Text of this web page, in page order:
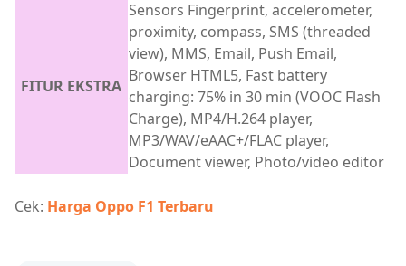
FITUR EKSTRA
Sensors Fingerprint, accelerometer,
proximity, compass, SMS (threaded
view), MMS, Email, Push Email,
Browser HTML5, Fast battery
charging: 75% in 30 min (VOOC Flash
Charge), MP4/H.264 player,
MP3/WAV/eAAC+/FLAC player,
Document viewer, Photo/video editor
Cek: Harga Oppo F1 Terbaru